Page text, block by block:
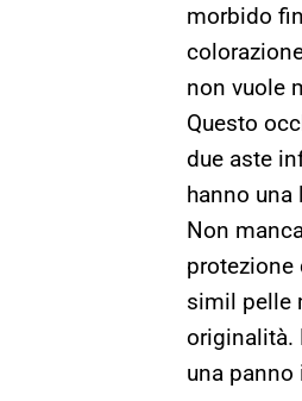
morbido
non vuole
Questo
due aste
hanno una
Non
protezione
simil pelle
originalità.
una